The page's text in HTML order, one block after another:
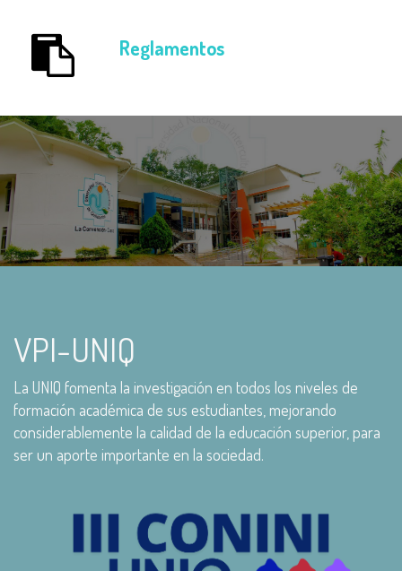
Reglamentos
VPI-UNIQ
La UNIQ fomenta la investigación en todos los niveles de
formación académica de sus estudiantes, mejorando
considerablemente la calidad de la educación superior, para
ser un aporte importante en la sociedad.